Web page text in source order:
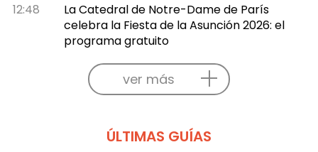
12:48
La Catedral de Notre-Dame de París
celebra la Fiesta de la Asunción 2026: el
programa gratuito
ver más
ÚLTIMAS GUÍAS